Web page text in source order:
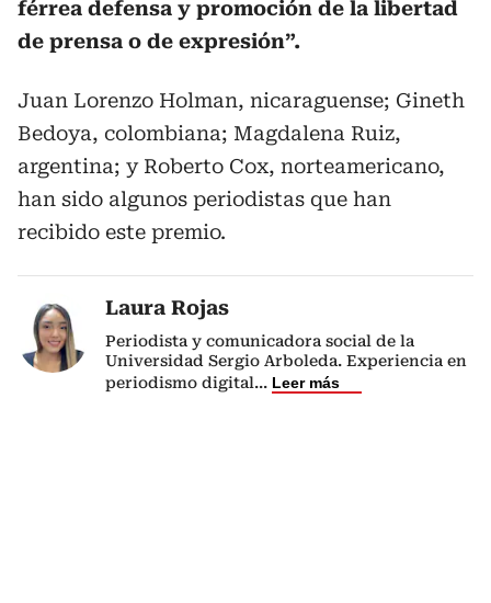
férrea defensa y promoción de la libertad
de prensa o de expresión”.
Juan Lorenzo Holman, nicaraguense; Gineth
Bedoya, colombiana; Magdalena Ruiz,
argentina; y Roberto Cox, norteamericano,
han sido algunos periodistas que han
recibido este premio.
Laura Rojas
Periodista y comunicadora social de la
Universidad Sergio Arboleda. Experiencia en
periodismo digital... Leer más